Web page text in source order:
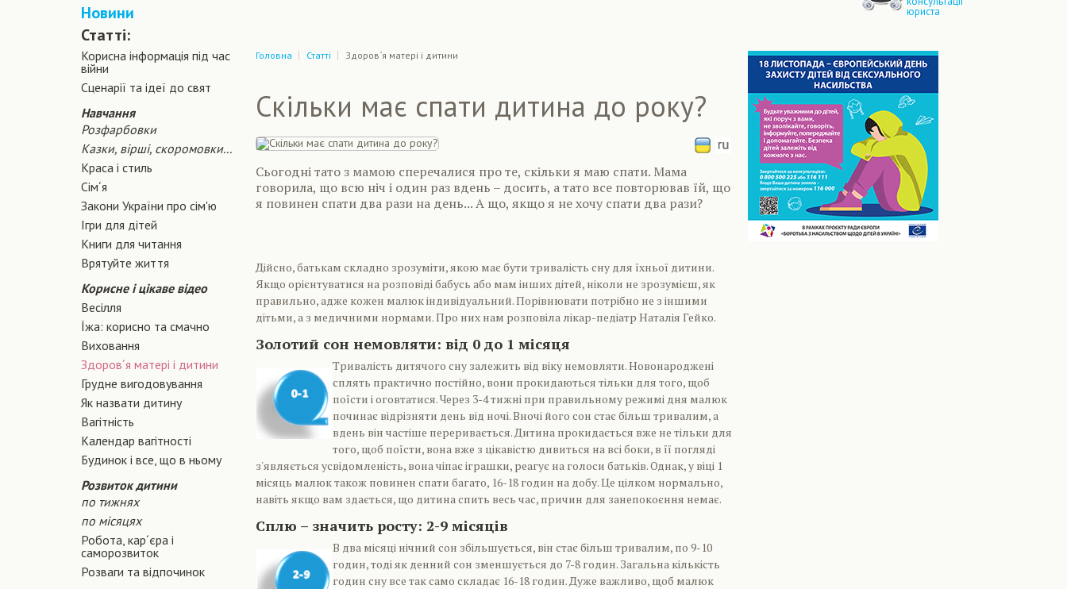
Новини
Статті:
Корисна інформація під час
війни
Сценарiї та iдеї до свят
Навчання
Розфарбовки
Казки, вірші, скоромовки...
Краса і стиль
Сiм´я
Закони України про сiм'ю
Ігри для дітей
Книги для читання
Врятуйте життя
Корисне і цікаве відео
Весілля
Їжа: корисно та смачно
Виховання
Здоров´я матері і дитини
Грудне вигодовування
Як назвати дитину
Вагiтнiсть
Календар вагітності
Будинок і все, що в ньому
Розвиток дитини
по тижнях
по місяцях
Робота, кар´єра і
саморозвиток
Розваги та відпочинок
юриста
Головна Статті Здоров´я матері і дитини
Скільки має спати дитина до року?
Сьогодні тато з мамою сперечалися про те, скільки я маю спати. Мама
говорила, що всю ніч і один раз вдень – досить, а тато все повторював їй, що
я повинен спати два рази на день... А що, якщо я не хочу спати два рази?
Дійсно, батькам складно зрозуміти, якою має бути тривалість сну для їхньої дитини.
Якщо орієнтуватися на розповіді бабусь або мам інших дітей, ніколи не зрозумієш, як
правильно, адже кожен малюк індивідуальний. Порівнювати потрібно не з іншими
дітьми, а з медичними нормами. Про них нам розповіла лікар-педіатр Наталія Гейко.
Золотий сон немовляти: від 0 до 1 місяця
Тривалість дитячого сну залежить від віку немовляти. Новонароджені
сплять практично постійно, вони прокидаються тільки для того, щоб
поїсти і оговтатися. Через 3-4 тижні при правильному режимі дня малюк
починає відрізняти день від ночі. Вночі його сон стає більш тривалим, а
вдень він частіше переривається. Дитина прокидається вже не тільки для
того, щоб поїсти, вона вже з цікавістю дивиться на всі боки, в її погляді
з'являється усвідомленість, вона чіпає іграшки, реагує на голоси батьків. Однак, у віці 1
місяць малюк також повинен спати багато, 16-18 годин на добу. Це цілком нормально,
навіть якщо вам здається, що дитина спить весь час, причин для занепокоєння немає.
Сплю – значить росту: 2-9 місяців
В два місяці нічний сон збільшується, він стає більш тривалим, по 9-10
годин, тоді як денний сон зменшується до 7-8 годин. Загальна кількість
годин сну все так само складає 16-18 годин. Дуже важливо, щоб малюк